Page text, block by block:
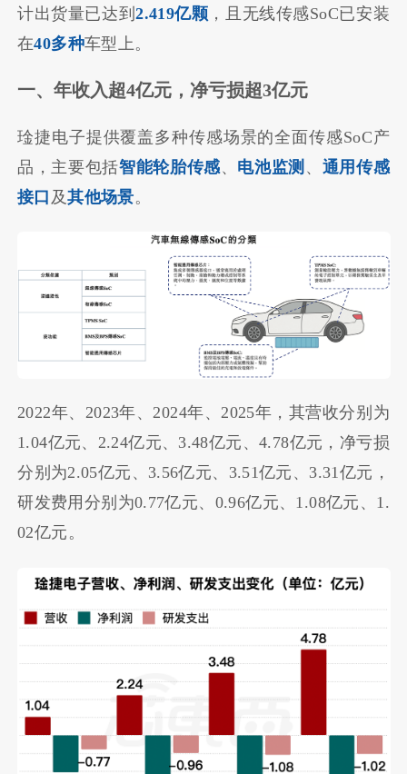
计出货量已达到2.419亿颗 ，且无线传感SoC已安装
在40多种车型上。
一、年收入超4亿元，净亏损超3亿元
琻捷电子提供覆盖多种传感场景的全面传感SoC产
品，主要包括智能轮胎传感、 电池监测 、 通用传感
接口 及其他场景。
2022年、2023年、2024年、2025年，其营收分别为
1.04亿元、2.24亿元、3.48亿元、4.78亿元，净亏损
分别为2.05亿元、3.56亿元、3.51亿元、3.31亿元，
研发费用分别为0.77亿元、0.96亿元、1.08亿元、1.
02亿元。